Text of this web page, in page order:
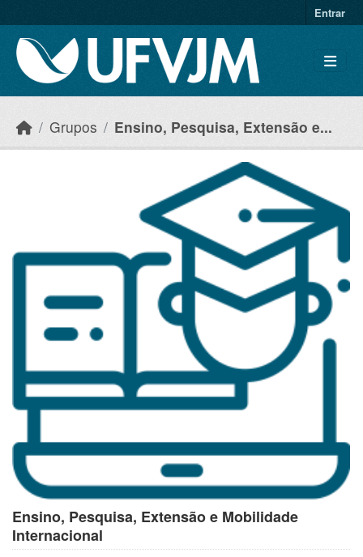
Entrar
Grupos Ensino, Pesquisa, Extensão e...
Ensino, Pesquisa, Extensão e Mobilidade
Internacional